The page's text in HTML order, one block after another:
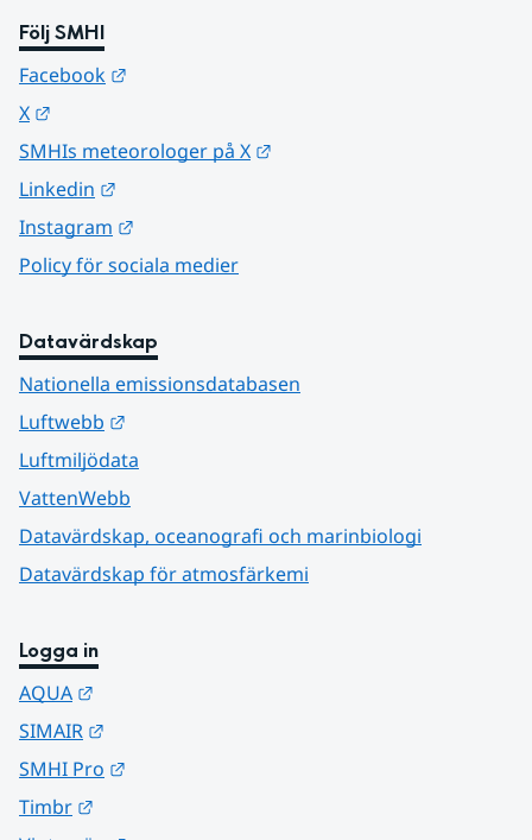
Följ SMHI
Facebook
X
SMHIs meteorologer på X
Linkedin
Instagram
Policy för sociala medier
Datavärdskap
Nationella emissionsdatabasen
Luftwebb
Luftmiljödata
VattenWebb
Datavärdskap, oceanografi och marinbiologi
Datavärdskap för atmosfärkemi
Logga in
AQUA
SIMAIR
SMHI Pro
Timbr